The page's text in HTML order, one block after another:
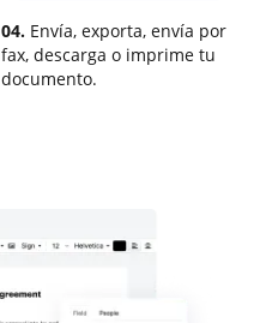
04. Envía, exporta, envía por
fax, descarga o imprime tu
documento.